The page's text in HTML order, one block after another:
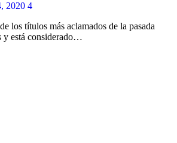
2020 4
los títulos más aclamados de la pasada
y está considerado…